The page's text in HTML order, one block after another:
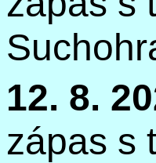
12. 8.
zápas s